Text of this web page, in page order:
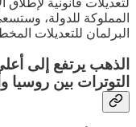
لتعديلات قانونية لإطلاق
المملوكة للدولة،
البرلمان للتعديلات
الذهب يرتفع إلى
التوترات بين روسيا